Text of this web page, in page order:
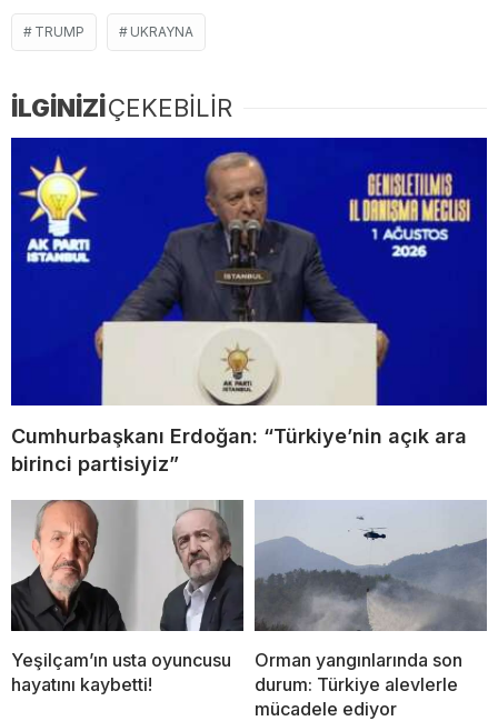
TRUMP UKRAYNA
İLGİNİZİÇEKEBİLİR
Cumhurbaşkanı Erdoğan: “Türkiye’nin açık ara
birinci partisiyiz”
Yeşilçam’ın usta oyuncusu
hayatını kaybetti!
Orman yangınlarında son
durum: Türkiye alevlerle
mücadele ediyor